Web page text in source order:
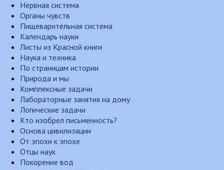
Нервная система
Органы чувств
Пищеварительная система
Календарь науки
Листы из Красной книги
Наука и техника
По страницам истории
Природа и мы
Комплексные задачи
Лабораторные занятия на дому
Логические задачи
Кто изобрел письменность?
Основа цивилизации
От эпохи к эпохе
Отцы наук
Покорение вод